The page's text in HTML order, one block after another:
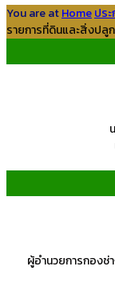
You are atHomeปร
รายการที่ดินและสิ่งปลู
ผู้อำนวยการกองช่